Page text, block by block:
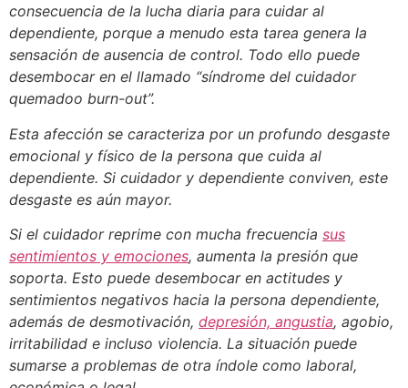
consecuencia de la lucha diaria para cuidar al
dependiente, porque a menudo esta tarea genera la
sensación de ausencia de control. Todo ello puede
desembocar en el llamado “síndrome del cuidador
quemadoo burn-out”.
Esta afección se caracteriza por un profundo desgaste
emocional y físico de la persona que cuida al
dependiente. Si cuidador y dependiente conviven, este
desgaste es aún mayor.
Si el cuidador reprime con mucha frecuencia sus
sentimientos y emociones, aumenta la presión que
soporta. Esto puede desembocar en actitudes y
sentimientos negativos hacia la persona dependiente,
además de desmotivación, depresión, angustia, agobio,
irritabilidad e incluso violencia. La situación puede
sumarse a problemas de otra índole como laboral,